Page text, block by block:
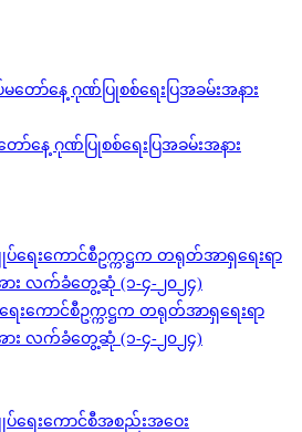
ာ်နေ့ ဂုဏ်ပြုစစ်ရေးပြအခမ်းအနား
ေးကောင်စီဥက္ကဋ္ဌက တရုတ်အာရှရေးရာ
လက်ခံတွေ့ဆုံ (၁-၄-၂၀၂၄)